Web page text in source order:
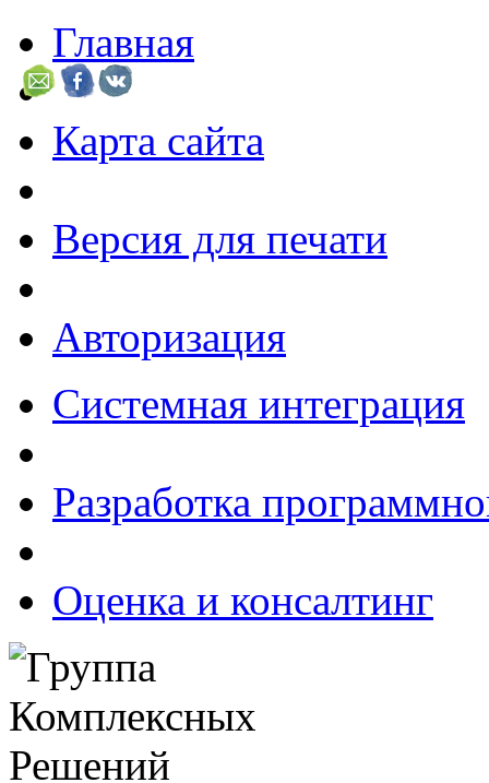
Главная
Карта сайта
Версия для печати
Авторизация
Системная интеграция
Разработка
Оценка и консалтинг